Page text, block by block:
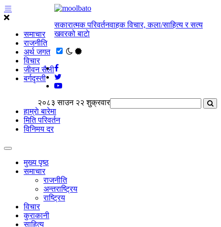
समाचार
राजनीति
अर्थ जगत
विचार
जीवन सैली
बर्गदृस्ती
सकारात्मक परिवर्तनवाहक विचार, कला/साहित्य र सत्य
खवरको बाटाे
२०८३ साउन २२ शुक्रवार
हाम्राे बारेमा
मिति परिवर्तन
विनिमय दर
मुख्य पृष्ठ
समाचार
राजनीति
अन्तराष्ट्रिय
राष्ट्रिय
विचार
कुराकानी
साहित्य